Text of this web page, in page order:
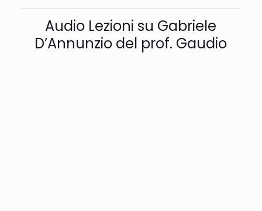
Audio Lezioni su Gabriele
D’Annunzio del prof. Gaudio